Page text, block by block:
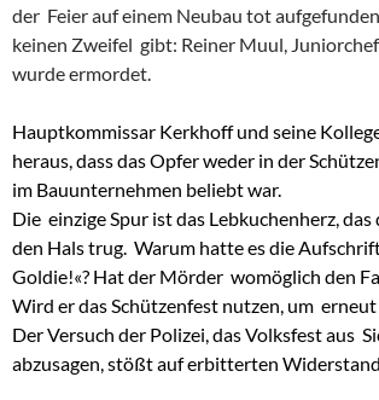
der Feier auf einem Neubau tot
keinen Zweifel gibt: Reiner Muul,
wurde ermordet.
Hauptkommissar Kerkhoff und seine
heraus, dass das Opfer weder in der
im Bauunternehmen beliebt war.
Die einzige Spur ist das Lebkuchenherz,
den Hals trug. Warum hatte es die
Goldie!«? Hat der Mörder womöglich den
Wird er das Schützenfest nutzen, um erneut
Der Versuch der Polizei, das Volksfest aus
abzusagen, stößt auf erbitterten